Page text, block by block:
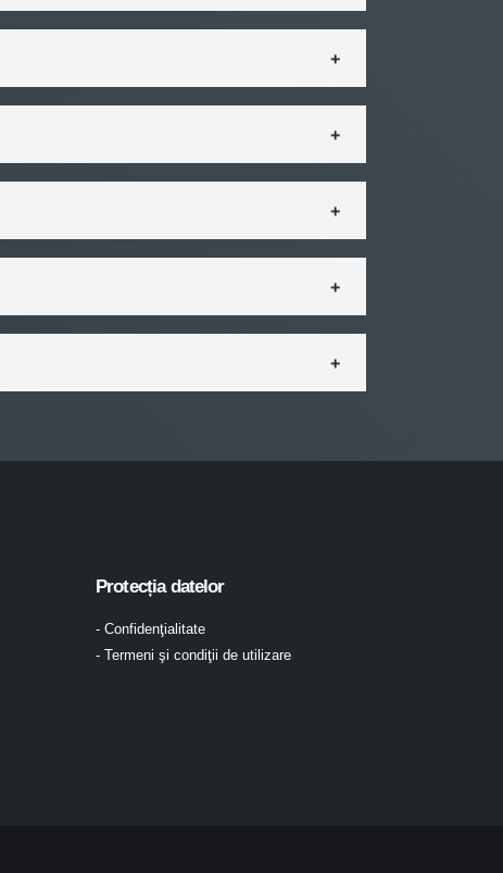
Protecția datelor
- Confidenţialitate
- Termeni şi condiţii de utilizare